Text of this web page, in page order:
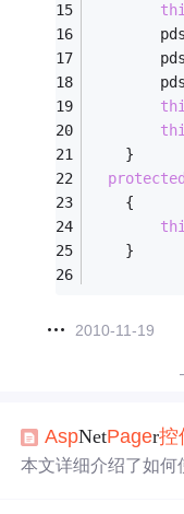
    }
protected
    {
    }
2010-11-19
AspNetPager控
本文详细介绍了如何